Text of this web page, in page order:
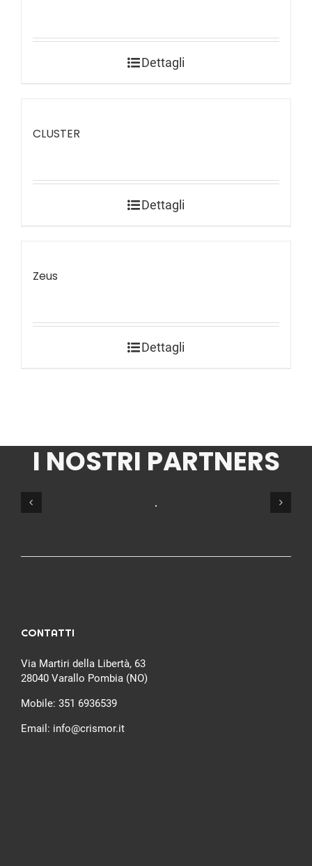
Dettagli
CLUSTER
Dettagli
Zeus
Dettagli
I NOSTRI PARTNERS
CONTATTI
Via Martiri della Libertà, 63
28040 Varallo Pombia (NO)
Mobile: 351 6936539
Email: info@crismor.it